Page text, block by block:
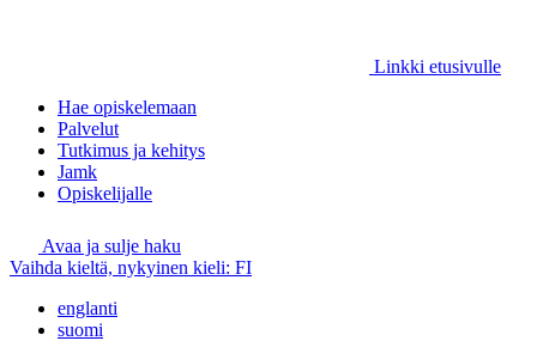
Linkki etusivulle
Hae opiskelemaan
Palvelut
Tutkimus ja kehitys
Jamk
Opiskelijalle
Avaa ja sulje haku
Vaihda kieltä, nykyinen kieli: FI
englanti
suomi